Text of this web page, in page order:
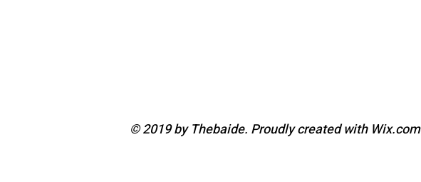
© 2019 by Thebaide. Proudly created with Wix.com